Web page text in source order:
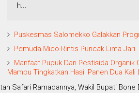
h...
Puskesmas Salomekko Galakkan
Pemuda Mico Rintis Puncak Lima Jari
Manfaat Pupuk Dan Pestisida Organik
Mampu Tingkatkan Hasil Panen Dua Kali
Safari Ramadannya, Wakil Bupati Bone